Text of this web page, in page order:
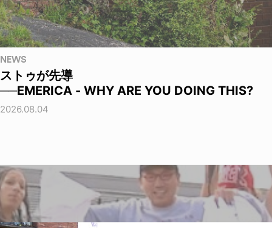
NEWS
ストゥが先導
──EMERICA - WHY ARE YOU DOING THIS?
2026.08.04